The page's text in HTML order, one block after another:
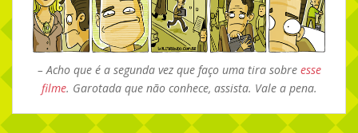
– Acho que é a segunda vez que faço uma tira sobre esse
filme. Garotada que não conhece, assista. Vale a pena.